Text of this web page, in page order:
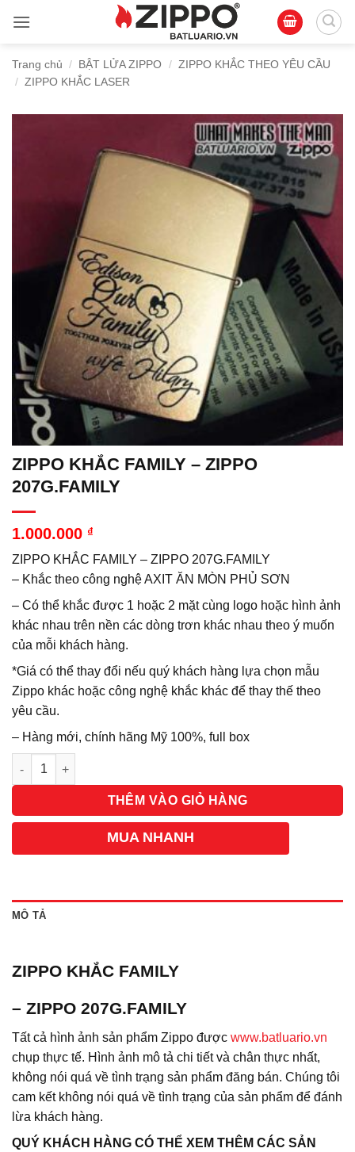
qua
dungTrang chủ / BẬT LỬA ZIPPO / ZIPPO KHẮC THEO YÊU CẦU
/ ZIPPO KHẮC LASER
ZIPPO KHẮC FAMILY – ZIPPO
207G.FAMILY
1.000.000 ₫
ZIPPO KHẮC FAMILY – ZIPPO 207G.FAMILY
– Khắc theo công nghệ AXIT ĂN MÒN PHỦ SƠN
– Có thể khắc được 1 hoặc 2 mặt cùng logo hoặc hình ảnh
khác nhau trên nền các dòng trơn khác nhau theo ý muốn
của mỗi khách hàng.
*Giá có thể thay đổi nếu quý khách hàng lựa chọn mẫu
Zippo khác hoặc công nghệ khắc khác để thay thế theo
yêu cầu.
– Hàng mới, chính hãng Mỹ 100%, full box
Số lượng
THÊM VÀO GIỎ HÀNG
MUA NHANH
MÔ TẢ
ZIPPO KHẮC FAMILY
– ZIPPO 207G.FAMILY
Tất cả hình ảnh sản phẩm Zippo được www.batluario.vn
chụp thực tế. Hình ảnh mô tả chi tiết và chân thực nhất,
không nói quá về tình trạng sản phẩm đăng bán. Chúng tôi
cam kết không nói quá về tình trạng của sản phẩm để đánh
lừa khách hàng.
QUÝ KHÁCH HÀNG CÓ THỂ XEM THÊM CÁC SẢN